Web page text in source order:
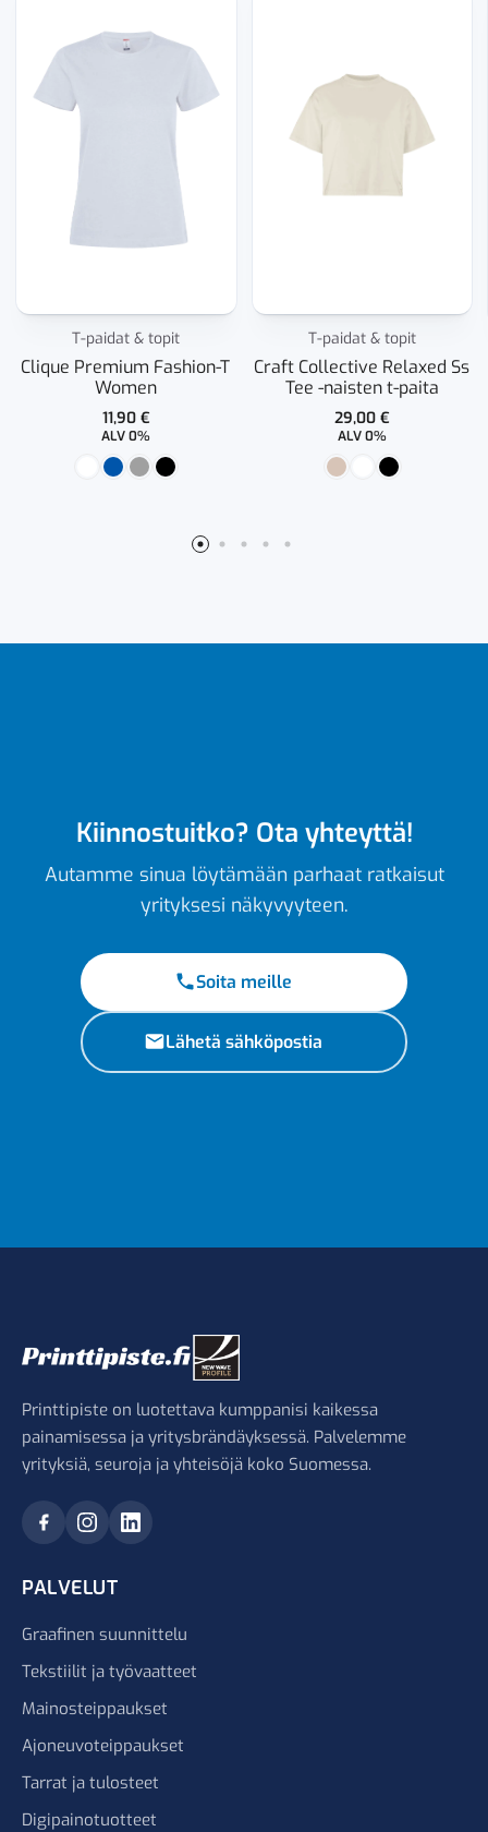
T-paidat & topit
Clique Premium Fashion-T
Women
11,90 €
ALV 0%
T-paidat & topit
Craft Collective Relaxed Ss
Tee -naisten t-paita
29,00 €
ALV 0%
Kiinnostuitko? Ota yhteyttä!
Autamme sinua löytämään parhaat ratkaisut
yrityksesi näkyvyyteen.
Soita meille
Lähetä sähköpostia
Printtipiste on luotettava kumppanisi kaikessa
painamisessa ja yritysbrändäyksessä. Palvelemme
yrityksiä, seuroja ja yhteisöjä koko Suomessa.
PALVELUT
Graafinen suunnittelu
Tekstiilit ja työvaatteet
Mainosteippaukset
Ajoneuvoteippaukset
Tarrat ja tulosteet
Digipainotuotteet